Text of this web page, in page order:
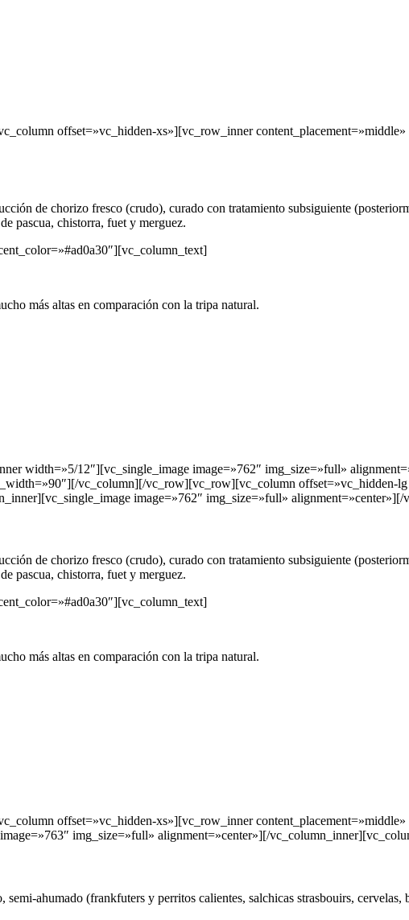
offset=»vc_hidden-xs»][vc_row_inner
de chorizo fresco (crudo), curado con tratamiento subsiguiente
pascua, chistorra, fuet y merguez.
más altas en comparación con la tripa natural.
width=»5/12″][vc_single_image image=»762″ img_size=»full»
vc_column][/vc_row][vc_row][vc_column offset=»vc_hidden-
image=»762″ img_size=»full»
de chorizo fresco (crudo), curado con tratamiento subsiguiente
pascua, chistorra, fuet y merguez.
más altas en comparación con la tripa natural.
offset=»vc_hidden-xs»][vc_row_inner
img_size=»full» alignment=»center»][/
ahumado (frankfuters y perritos calientes, salchicas strasbouirs,